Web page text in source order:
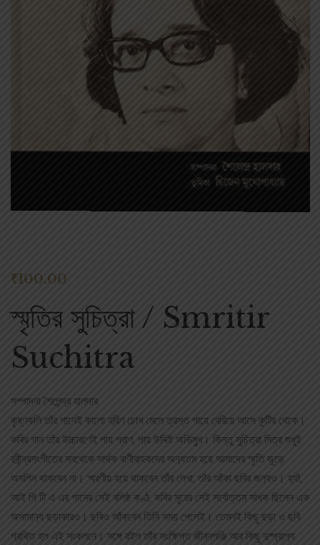
₹100.00
স্মৃতির সুচিত্রা / Smritir
Suchitra
সম্পাদনা শৈলেন্দ্র হালদার
কৃষ্ণকলি তাঁর গানেই কালো হরিণ চোখ মেলে ত্রস্ত পায়ে বেরিয়ে আসে কুটির থেকে।
কবির গান তাঁর উচ্চারণেই পায় প্রাণ, পায় উদ্দিষ্ট অভিমুখ। কিন্তু সুচিত্রা মিত্র শুধুই
রবীন্দ্রসংগীতের সবথেকে সার্থক বাণীবাহকদের অন‌্যতম হয়ে আমাদের স্মৃতি জুড়ে
অমলিন থাকবেন না। স্মরণীয় হয়ে থাকবেন তাঁর লেখা, তাঁর আঁকা ছবির জন‌্যও। হ‌্যাঁ,
আই পি টি এ এর গানের সেই বলিষ্ঠ কণ্ঠ, কবির সুরের সেই সর্বোত্তম সাধক ছিলেন এক
অসামান‌্য ছড়াকারও। ছবিও আঁকবেন তিনি সময় পেলেই। তেমনই কিছু ছড়া ও ছবি
গ্রথিত হল এই সংকলনে। সঙ্গে রইল তাঁর সংক্ষিপ্ত জীবনপঞ্জি আর কিছু দুষ্প্রাপ‌্য